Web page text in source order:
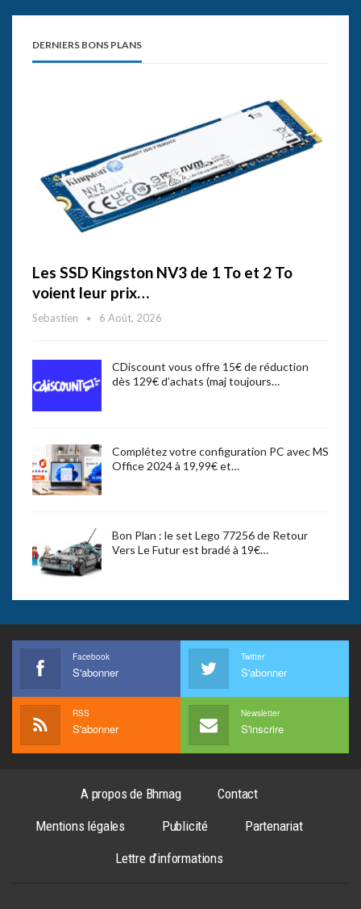
DERNIERS BONS PLANS
Les SSD Kingston NV3 de 1 To et 2 To
voient leur prix…
Sebastien 6 Août, 2026
CDiscount vous offre 15€ de réduction
dès 129€ d’achats (maj toujours…
Complétez votre configuration PC avec MS
Office 2024 à 19,99€ et…
Bon Plan : le set Lego 77256 de Retour
Vers Le Futur est bradé à 19€…
Facebook
S'abonner
Twitter
S'abonner
RSS
S'abonner
Newsletter
S'inscrire
A propos de Bhmag
Contact
Mentions légales
Publicité
Partenariat
Lettre d’informations